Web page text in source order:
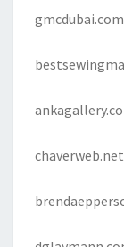
gmcdubai.com
chaverweb.net